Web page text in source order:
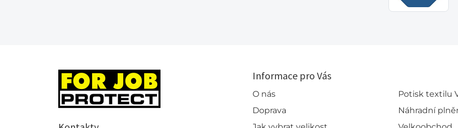
Informace pro Vás
O nás
Doprava
Potisk textilu
Náhradní